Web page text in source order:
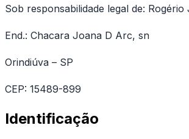
Sob responsabilidade legal de: Rogério
End.: Chacara Joana D Arc, sn
Orindiúva – SP
CEP: 15489-899
Identificação